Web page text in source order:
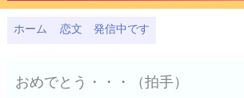
ホーム 恋文 発信中です
おめでとう・・・（拍手）